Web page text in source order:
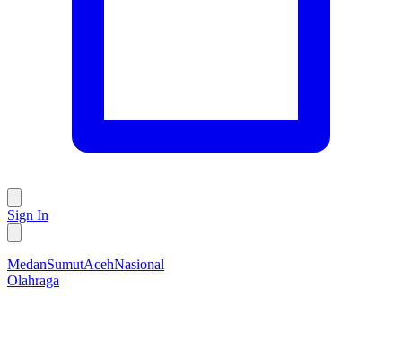
Sign In
MedanSumutAcehNasional
Olahraga